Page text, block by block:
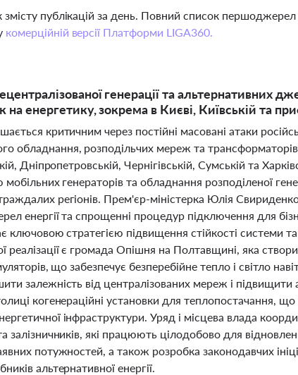
публікацій за день. Повний список
комерційній версії Платформи LIGA360.
генерації та альтернативних
на енергетику, зокрема в Києві, Київській та
критичним через постійні масовані атаки
обладнання, розподільчих мереж та
Дніпропетровській, Чернігівській, Сумській та
генераторів та обладнання розподіленої
регіонів. Прем'єр-міністерка Юлія
енергії та спрощенні процедур підключення для
ключовою стратегією підвищення стійкості системи
реалізації є громада Опішня на Полтавщині, яка
що забезпечує безперебійне тепло і світло
залежність від централізованих мереж і підвищити
когенераційні установки для теплопостачання,
інфраструктури. Уряд і місцева влада
залізничників, які працюють цілодобово для
потужностей, а також розробка законодавчих
альтернативної енергії.